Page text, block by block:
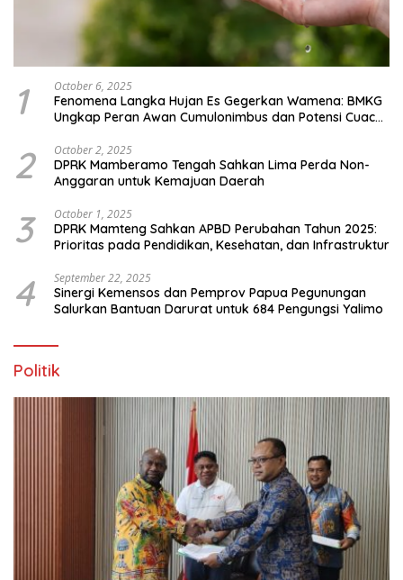
1 October 6, 2025
Fenomena Langka Hujan Es Gegerkan Wamena: BMKG
Ungkap Peran Awan Cumulonimbus dan Potensi Cuaca
2 October 2, 2025
DPRK Mamberamo Tengah Sahkan Lima Perda Non-
Anggaran untuk Kemajuan Daerah
3 October 1, 2025
DPRK Mamteng Sahkan APBD Perubahan Tahun 2025:
Prioritas pada Pendidikan, Kesehatan, dan Infrastruktur
4 September 22, 2025
Sinergi Kemensos dan Pemprov Papua Pegunungan
Salurkan Bantuan Darurat untuk 684 Pengungsi Yalimo
Politik